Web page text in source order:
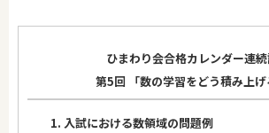
ひまわり会合格カレンダー連
第5回 「数の学習をどう積み上げ
1. 入試における数領域の問題例